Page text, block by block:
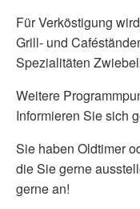
Für Verköstigung
Grill- und
Spezialitäten
Weitere
Informieren Sie sich
Sie haben Oldtimer
die Sie gerne
gerne an!